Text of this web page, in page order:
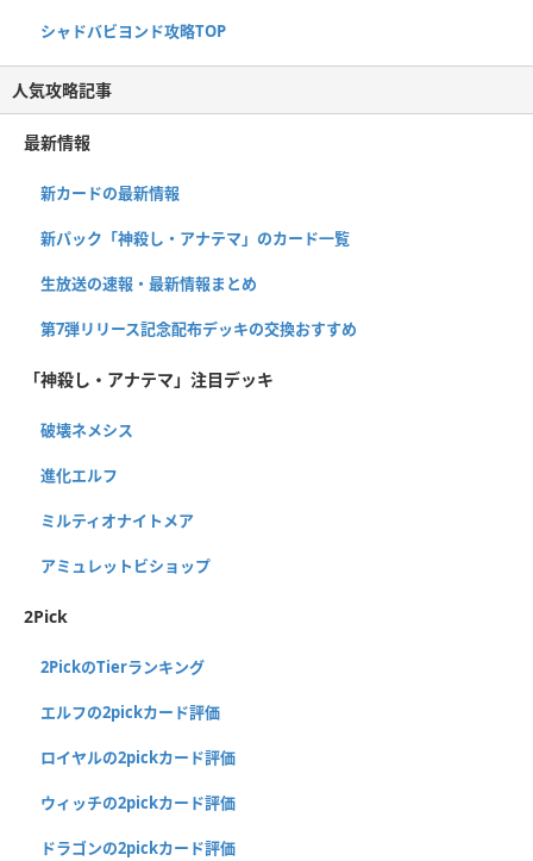
シャドバビヨンド攻略TOP
人気攻略記事
最新情報
新カードの最新情報
新パック「神殺し・アナテマ」のカード一覧
生放送の速報・最新情報まとめ
第7弾リリース記念配布デッキの交換おすすめ
「神殺し・アナテマ」注目デッキ
破壊ネメシス
進化エルフ
ミルティオナイトメア
アミュレットビショップ
2Pick
2PickのTierランキング
エルフの2pickカード評価
ロイヤルの2pickカード評価
ウィッチの2pickカード評価
ドラゴンの2pickカード評価